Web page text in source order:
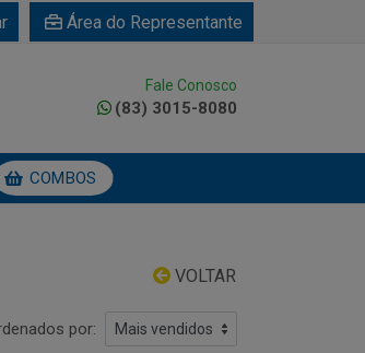
Área do Representante
Fale Conosco
(83) 3015-8080
COMBOS
VOLTAR
por: